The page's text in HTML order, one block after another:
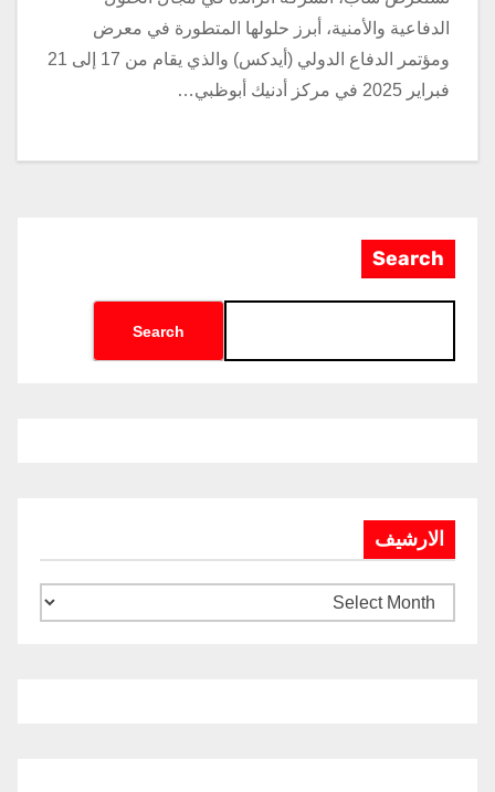
الدفاعية والأمنية، أبرز حلولها المتطورة في معرض
ومؤتمر الدفاع الدولي (أيدكس) والذي يقام من 17 إلى 21
فبراير 2025 في مركز أدنيك أبوظبي…
Search
Search
الارشيف